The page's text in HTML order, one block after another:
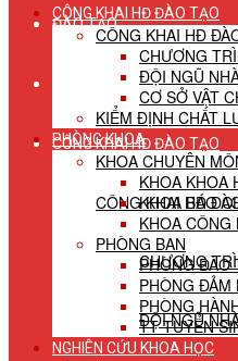
ĐÀO TẠO
TUYỂN SINH
CÔNG KHAI HĐ ĐÀO TẠO
CÔNG KHAI HĐ
CHƯƠNG
ĐỘI NGŨ
CÔNG KHAI HĐ ĐÀO TẠO
CÔNG KHAI HĐ
CHƯƠNG
ĐỘI NGŨ
CƠ SỞ VẬT
KIỂM ĐỊNH CHẤT
PHÒNG KHOA
KHOA CHUYÊN
KHOA KHOA
KHOA BÁO
KHOA CÔNG
PHÒNG BAN
PHÒNG ĐÀO
PHÒNG ĐẢM
PHÒNG
TT TUYỂN
NGHIÊN CỨU KHOA HỌC